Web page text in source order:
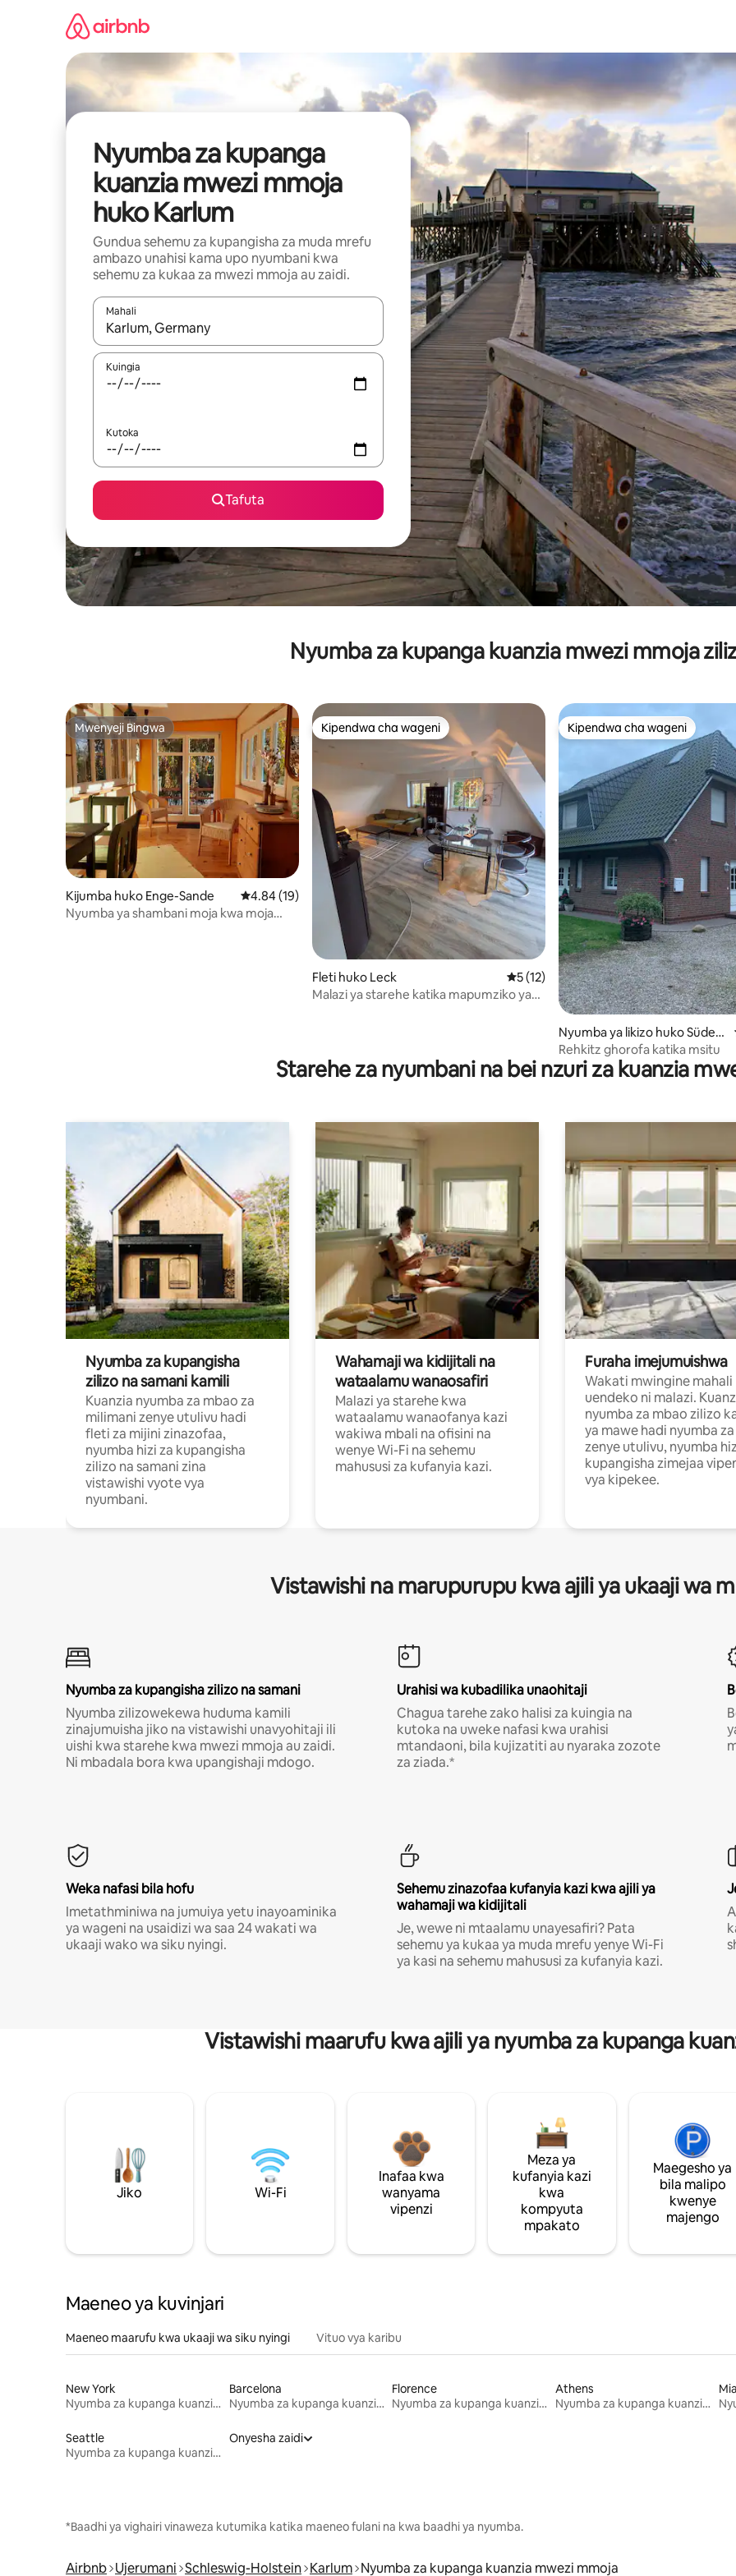
Nyumba za kupanga
kuanzia mwezi mmoja
huko Karlum
Gundua sehemu za kupangisha za muda mrefu
ambazo unahisi kama upo nyumbani kwa
sehemu za kukaa za mwezi mmoja au zaidi.
Mahali
Wakati matokeo yanapatikana, vinjari kwa kutumia vitufe vya vishale vya juu na chini au uchunguze kwa kugusa au
Kuingia
Kutoka
Tafuta
Nyumba za kupanga kuanzia mwezi mmoja
Mwenyeji Bingwa
Mwenyeji Bingwa
Kijumba huko Enge-Sande Ukadiriaji wa wastani wa 4.84 kati ya 5, tathmini 19
4.84 (19)
Nyumba ya shambani moja kwa moja
Kipendwa cha wageni
Kipendwa cha wageni
Fleti huko Leck Ukadiriaji wa wastani wa 5 kati ya 5,
5 (12)
Malazi ya starehe katika mapumziko ya
Kipendwa cha wageni
Kipendwa cha wageni
Nyumba ya likizo huko Süderl
ügum
Rehkitz ghorofa katika msitu
Starehe za nyumbani na bei nzuri za kuanzia
Nyumba za kupangisha
zilizo na samani kamili
Kuanzia nyumba za mbao za
milimani zenye utulivu hadi
fleti za mijini zinazofaa,
nyumba hizi za kupangisha
zilizo na samani zina
vistawishi vyote vya
nyumbani.
Wahamaji wa kidijitali na
wataalamu wanaosafiri
Malazi ya starehe kwa
wataalamu wanaofanya kazi
wakiwa mbali na ofisini na
wenye Wi-Fi na sehemu
mahususi za kufanyia kazi.
Furaha imejumuishwa
Wakati mwingine mahali
uendeko ni malazi.
nyumba za mbao zilizo
ya mawe hadi nyumba
zenye utulivu, nyumba
kupangisha zimejaa
vya kipekee.
Vistawishi na marupurupu kwa ajili ya ukaaji wa
Nyumba za kupangisha zilizo na samani
Nyumba zilizowekewa huduma kamili
zinajumuisha jiko na vistawishi unavyohitaji ili
uishi kwa starehe kwa mwezi mmoja au zaidi.
Ni mbadala bora kwa upangishaji mdogo.
Urahisi wa kubadilika unaohitaji
Chagua tarehe zako halisi za kuingia na
kutoka na uweke nafasi kwa urahisi
mtandaoni, bila kujizatiti au nyaraka zozote
za ziada.*
Weka nafasi bila hofu
Imetathminiwa na jumuiya yetu inayoaminika
ya wageni na usaidizi wa saa 24 wakati wa
ukaaji wako wa siku nyingi.
Sehemu zinazofaa kufanyia kazi kwa ajili ya
wahamaji wa kidijitali
Je, wewe ni mtaalamu unayesafiri? Pata
sehemu ya kukaa ya muda mrefu yenye Wi-Fi
ya kasi na sehemu mahususi za kufanyia kazi.
Vistawishi maarufu kwa ajili ya nyumba za kupanga
Jiko Wi-Fi
Inafaa kwa
wanyama
vipenzi
Meza ya
kufanyia kazi
kwa
kompyuta
mpakato
Maegesho ya
bila malipo
kwenye
majengo
Maeneo ya kuvinjari
Maeneo maarufu kwa ukaaji wa siku nyingi Vituo vya karibu
New York
Nyumba za kupanga kuanzia mwezi mmoja
Barcelona
Nyumba za kupanga kuanzia mwezi mmoja
Florence
Nyumba za kupanga kuanzia mwezi mmoja
Athens
Nyumba za kupanga kuanzia mwezi mmoja
Seattle
Nyumba za kupanga kuanzia mwezi mmoja
Onyesha zaidi
*Baadhi ya vighairi vinaweza kutumika katika maeneo fulani na kwa baadhi ya nyumba.
Airbnb Ujerumani Schleswig-Holstein Karlum Nyumba za kupanga kuanzia mwezi mmoja